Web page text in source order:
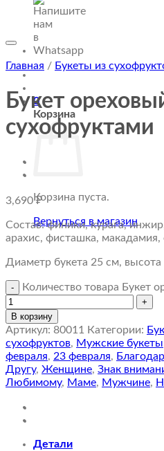
0
Корзина
Корзина пуста.
Вернуться в магазин
Главная / Букеты из
Букет
сухофруктами
3,690₽
Состав: финики, курага,
арахис, фисташка,
Диаметр букета 25 см, высота
Количество товара Букет
В корзину
Артикул: 80011 Категории:
сухофруктов, Мужские букеты
февраля, 23 февраля,
Другу, Женщине, Знак
Любимому, Маме, Мужчине,
Детали